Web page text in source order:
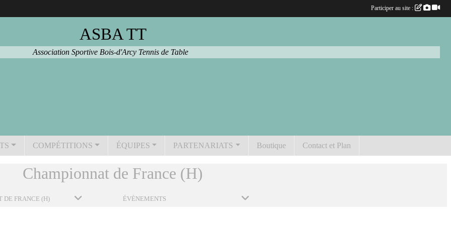
ASBA TT
Association Sportive Bois-d'Arcy Tennis de Table
COMPÉTITIONS ÉQUIPES PARTENARIATS Boutique Contact et Plan
Championnat de France (H)
DE FRANCE (H) ÉVÈNEMENTS
Participer au site :